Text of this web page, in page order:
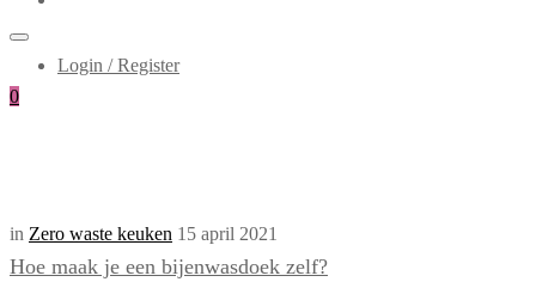
Login / Register
0
in Zero waste keuken 15 april 2021
Hoe maak je een bijenwasdoek zelf?